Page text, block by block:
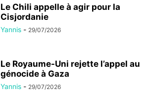
Le Chili appelle à agir pour la
Cisjordanie
Yannis - 29/07/2026
Le Royaume-Uni rejette l’appel au
génocide à Gaza
Yannis - 29/07/2026